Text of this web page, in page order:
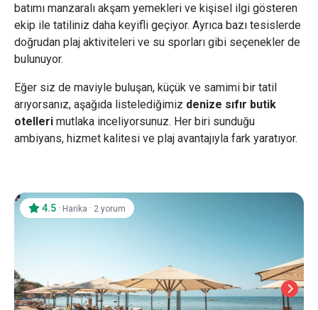
batımı manzaralı akşam yemekleri ve kişisel ilgi gösteren
ekip ile tatiliniz daha keyifli geçiyor. Ayrıca bazı tesislerde
doğrudan plaj aktiviteleri ve su sporları gibi seçenekler de
bulunuyor.
Eğer siz de maviyle buluşan, küçük ve samimi bir tatil
arıyorsanız, aşağıda listelediğimiz denize sıfır butik
otelleri mutlaka inceliyorsunuz. Her biri sunduğu
ambiyans, hizmet kalitesi ve plaj avantajıyla fark yaratıyor.
4.5 · Harika · 2 yorum